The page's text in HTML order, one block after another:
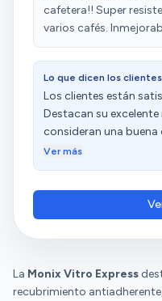
cafetera!! Super
varios cafés.
Lo que dicen los
Los clientes están
Destacan su
consideran una buena
un buen café y que
Ver más
La Monix Vitro Express
recubrimiento